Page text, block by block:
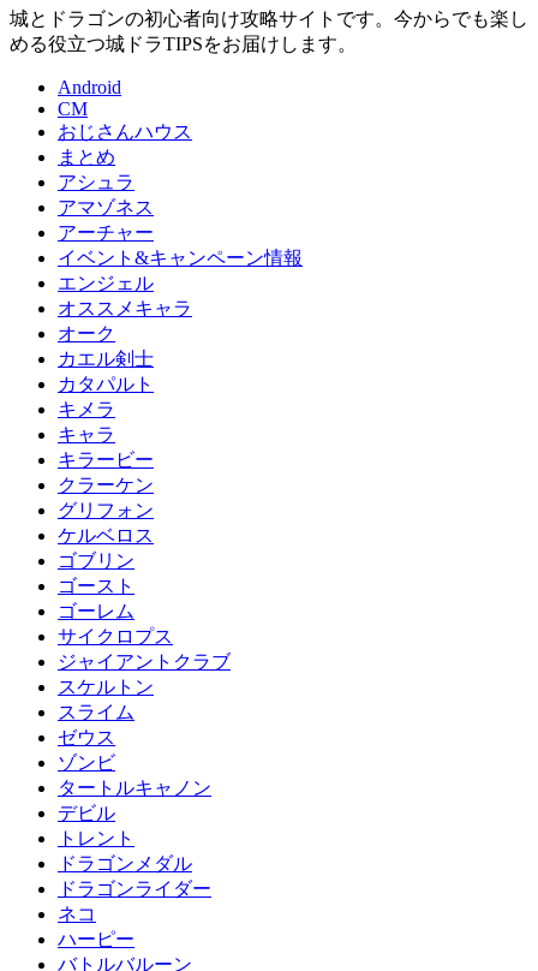
城とドラゴンの初心者向け攻略サイトです。今からでも楽し
める役立つ城ドラTIPSをお届けします。
Android
CM
おじさんハウス
まとめ
アシュラ
アマゾネス
アーチャー
イベント&キャンペーン情報
エンジェル
オススメキャラ
オーク
カエル剣士
カタパルト
キメラ
キャラ
キラービー
クラーケン
グリフォン
ケルベロス
ゴブリン
ゴースト
ゴーレム
サイクロプス
ジャイアントクラブ
スケルトン
スライム
ゼウス
ゾンビ
タートルキャノン
デビル
トレント
ドラゴンメダル
ドラゴンライダー
ネコ
ハーピー
バトルバルーン